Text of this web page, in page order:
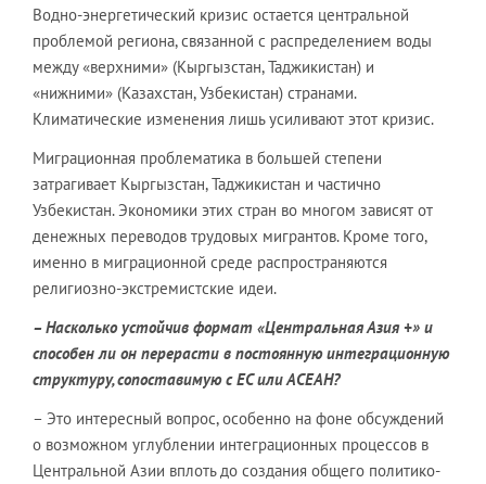
Водно-энергетический кризис остается центральной
проблемой региона, связанной с распределением воды
между «верхними» (Кыргызстан, Таджикистан) и
«нижними» (Казахстан, Узбекистан) странами.
Климатические изменения лишь усиливают этот кризис.
Миграционная проблематика в большей степени
затрагивает Кыргызстан, Таджикистан и частично
Узбекистан. Экономики этих стран во многом зависят от
денежных переводов трудовых мигрантов. Кроме того,
именно в миграционной среде распространяются
религиозно-экстремистские идеи.
– Насколько устойчив формат «Центральная Азия +» и
способен ли он перерасти в постоянную интеграционную
структуру, сопоставимую с ЕС или АСЕАН?
– Это интересный вопрос, особенно на фоне обсуждений
о возможном углублении интеграционных процессов в
Центральной Азии вплоть до создания общего политико-